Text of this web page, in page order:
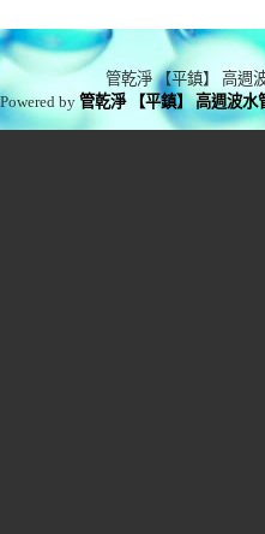
管乾淨 【平鎮】 高週
Powered by管乾淨 【平鎮】 高週波水